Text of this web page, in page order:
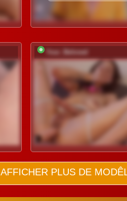
Your_Beloved
AFFICHER PLUS DE